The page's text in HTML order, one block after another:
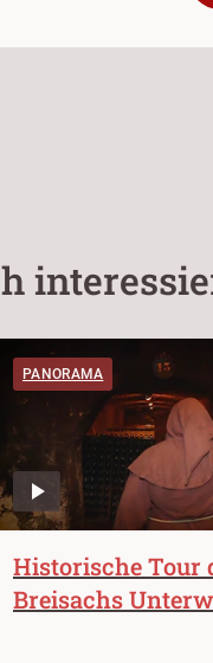
PANORAMA
Historische Tour
Breisachs